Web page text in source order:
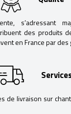
s’adressant
des produits
en France par des
de livraison sur